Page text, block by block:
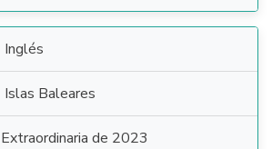
Inglés
Islas Baleares
Extraordinaria de 2023